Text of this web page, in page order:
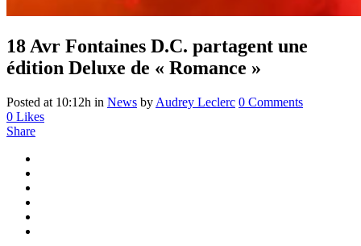
18 Avr Fontaines D.C. partagent une
édition Deluxe de « Romance »
Posted at 10:12h in News by Audrey Leclerc 0 Comments
0 Likes
Share